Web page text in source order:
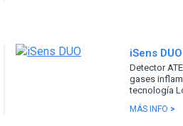
iSens DUO
Detector
gases
tecnología
MÁS INFO >